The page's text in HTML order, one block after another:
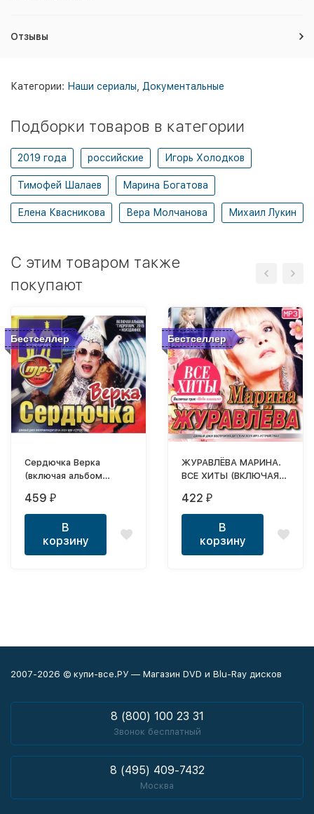
Отзывы
Категории: Наши сериалы Документальные
Подборки товаров в категории
2019 года российские Игорь Холодков
Тимофей Шалаев Марина Богатова
Елена Квасникова Вера Молчанова Михаил Лукин
C этим товаром также
покупают
Бестселлер
Сердючка Верка
(включая альбом
Неизданное)
459 ₽
В
корзину
Бестселлер
ЖУРАВЛЁВА МАРИНА.
ВСЕ ХИТЫ (ВКЛЮЧАЯ
ПТИЦЫ") (СБОРНИК
MP3)
422 ₽
В
корзину
2007-2026 © купи-все.РУ — Магазин DVD и Blu-Ray дисков
8 (800) 100 23 31
Звонок бесплатный
8 (495) 409-7432
Москва